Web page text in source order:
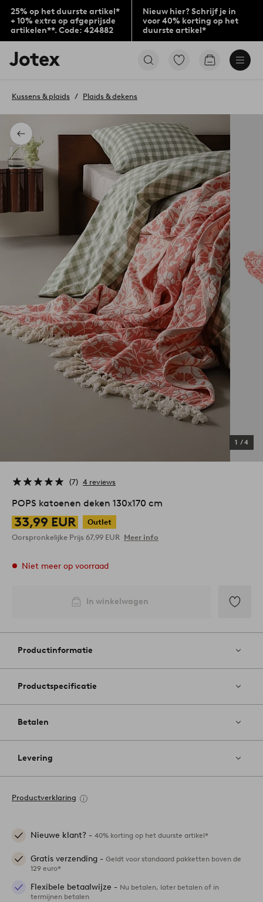
25% op het duurste artikel*
+ 10% extra op afgeprijsde
artikelen**. Code: 424882
Nieuw hier? Schrijf je in
voor 40% korting op het
duurste artikel*
Jotex
logo
to
home
page
Ga
Go
Terug
Kussens & plaids Plaids & dekens
1 /4
7 4 reviews
POPS katoenen deken 130x170 cm
33,99 EUR
Outlet
Oorspronkelijke Prijs 67,99 EUR Meer info
Niet meer op voorraad
In winkelwagen
aan
Productinformatie
Productspecificatie
Betalen
Levering
Productverklaring
Nieuwe klant? - 40% korting op het duurste artikel*
Gratis verzending - Geldt voor standaard pakketten boven de
129 euro*
Flexibele betaalwijze - Nu betalen, later betalen of in
termijnen betalen